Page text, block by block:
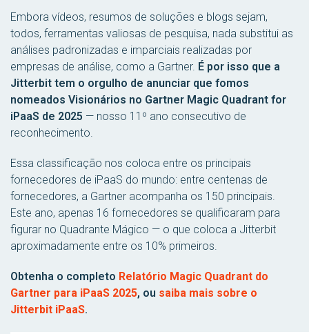
Embora vídeos, resumos de soluções e blogs sejam,
todos, ferramentas valiosas de pesquisa, nada substitui as
análises padronizadas e imparciais realizadas por
empresas de análise, como a Gartner. É por isso que a
Jitterbit tem o orgulho de anunciar que fomos
nomeados Visionários no Gartner Magic Quadrant for
iPaaS de 2025 — nosso 11º ano consecutivo de
reconhecimento.
Essa classificação nos coloca entre os principais
fornecedores de iPaaS do mundo: entre centenas de
fornecedores, a Gartner acompanha os 150 principais.
Este ano, apenas 16 fornecedores se qualificaram para
figurar no Quadrante Mágico — o que coloca a Jitterbit
aproximadamente entre os 10% primeiros.
Obtenha o completo Relatório Magic Quadrant do
Gartner para iPaaS 2025, ou saiba mais sobre o
Jitterbit iPaaS.